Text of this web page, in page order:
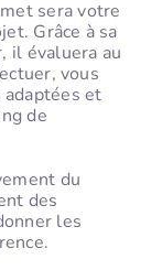
sera votre
Grâce à sa
il évaluera au
vous
et
de
du
des
les